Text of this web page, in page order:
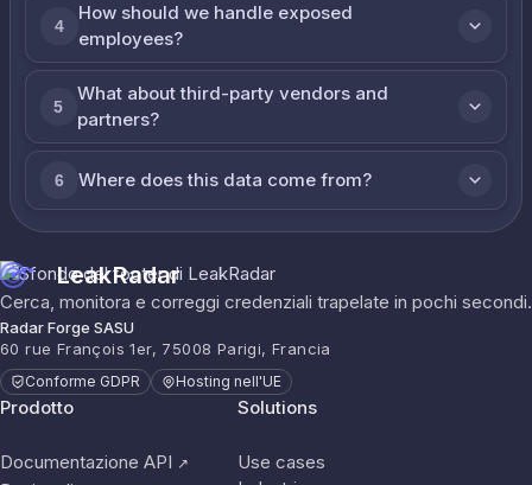
4
How should we handle exposed
employees?
5
What about third-party vendors and
partners?
6 Where does this data come from?
LeakRadar
Cerca, monitora e correggi credenziali trapelate in pochi secondi.
Radar Forge SASU
60 rue François 1er, 75008 Parigi, Francia
Conforme GDPR Hosting nell'UE
Prodotto
Documentazione API ↗
Solutions
Use cases